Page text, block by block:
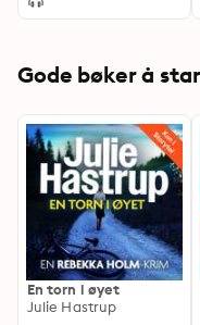
Gode bøker å
En torn i øyet
Julie Hastrup